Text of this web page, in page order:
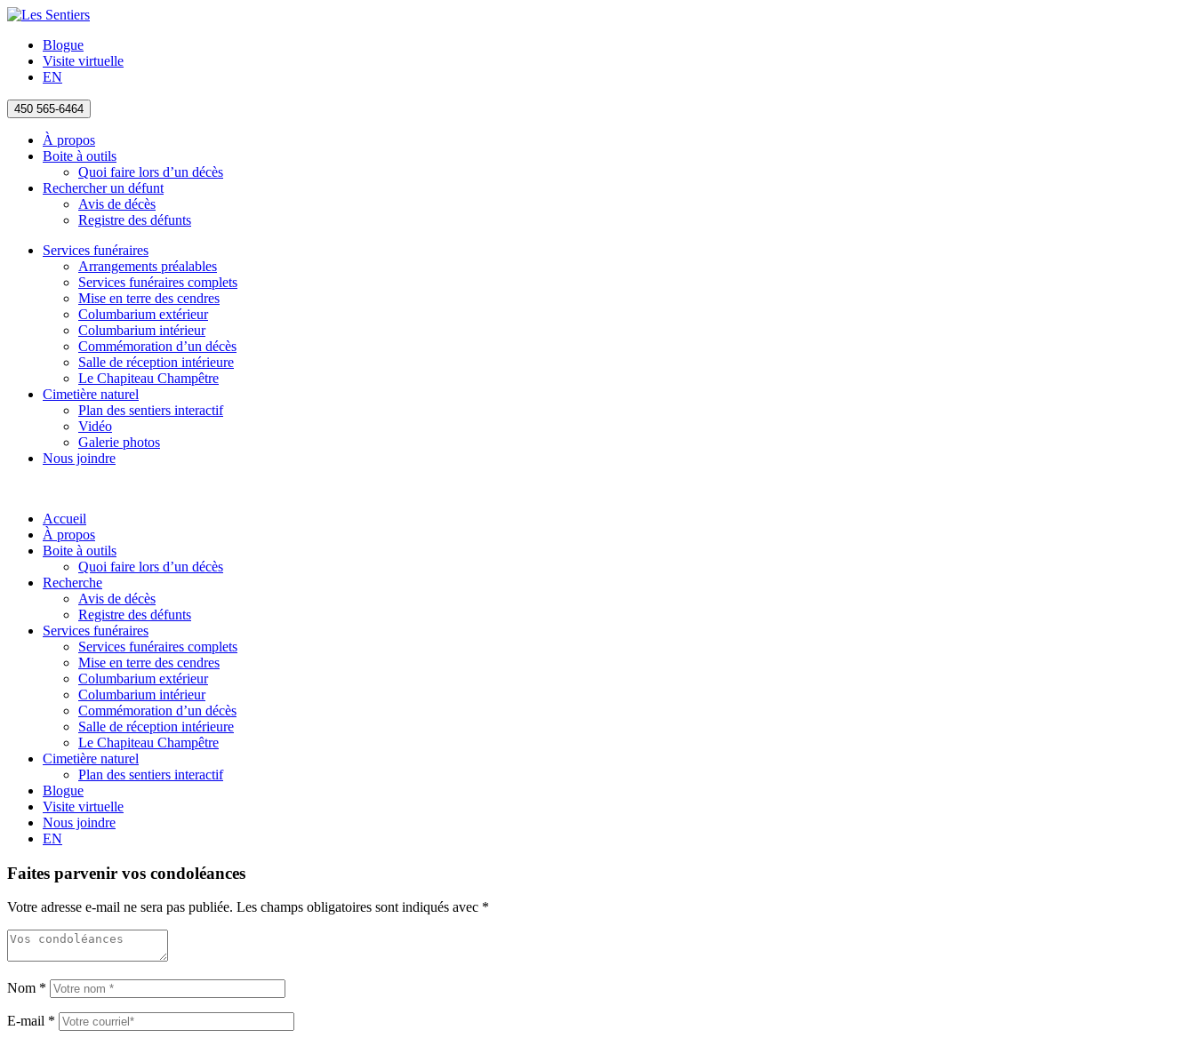
Blogue
Visite virtuelle
EN
450 565-6464
À propos
Boite à outils
Quoi faire lors d’un décès
Rechercher un défunt
Avis de décès
Registre des défunts
Services funéraires
Arrangements préalables
Services funéraires complets
Mise en terre des cendres
Columbarium extérieur
Columbarium intérieur
Commémoration d’un décès
Salle de réception intérieure
Le Chapiteau Champêtre
Cimetière naturel
Plan des sentiers interactif
Vidéo
Galerie photos
Nous joindre
Accueil
À propos
Boite à outils
Quoi faire lors d’un décès
Recherche
Avis de décès
Registre des défunts
Services funéraires
Services funéraires complets
Mise en terre des cendres
Columbarium extérieur
Columbarium intérieur
Commémoration d’un décès
Salle de réception intérieure
Le Chapiteau Champêtre
Cimetière naturel
Plan des sentiers interactif
Blogue
Visite virtuelle
Nous joindre
EN
Faites parvenir vos condoléances
Votre adresse e-mail ne sera pas publiée. Les champs obligatoires sont indiqués avec *
Nom *
E-mail *